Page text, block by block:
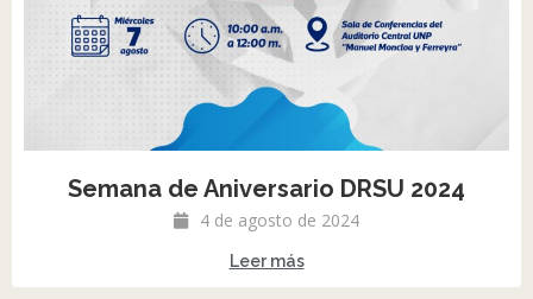
Semana de Aniversario DRSU 2024
4 de agosto de 2024
Leer más